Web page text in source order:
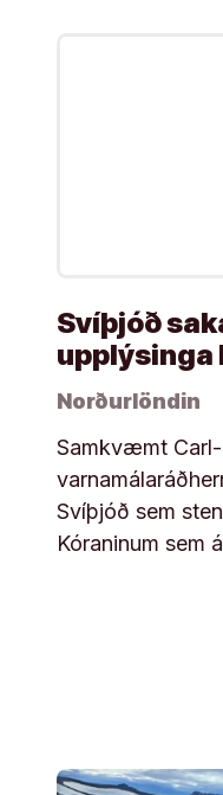
Svíþjóð
upplýsinga
Norðurlöndin
Samkvæmt
Svíþjóð sem
Kóraninum sem